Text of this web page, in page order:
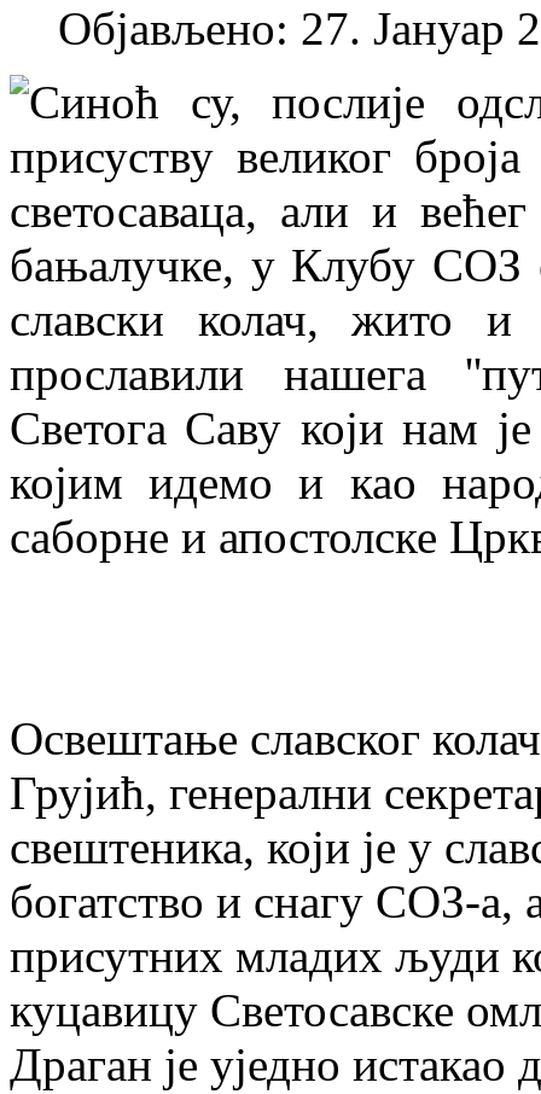
Објављено: 27. Јануар
Синоћ су, послије
присуству великог
светосаваца, али и
бањалучке, у Клубу СОЗ
славски колач, жито
прославили нашега
Светога Саву који нам
којим идемо и као
саборне и апостолске
Освештање славског
Грујић, генерални
свештеника, који је у
богатство и снагу СОЗ-а,
присутних младих људи
куцавицу Светосавске
Драган је уједно